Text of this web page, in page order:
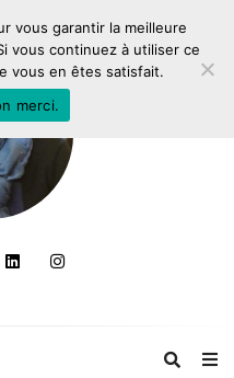
vous garantir la meilleure
vous continuez à utiliser ce
vous en êtes satisfait.
merci.